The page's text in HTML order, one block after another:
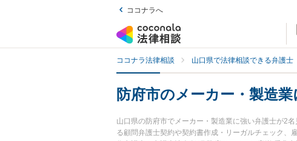
ココナラへ
ココナラ法律相談 山口県で法律相談できる弁護士
防府市のメーカー・製造
山口県の防府市でメーカー・製造業に強い弁護士が2
る顧問弁護士契約や契約書作成・リーガルチェック、